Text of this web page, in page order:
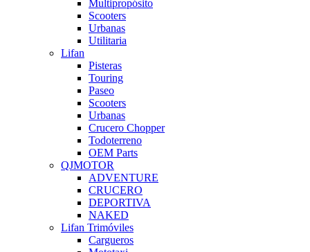
Multipropósito
Scooters
Urbanas
Utilitaria
Lifan
Pisteras
Touring
Paseo
Scooters
Urbanas
Crucero Chopper
Todoterreno
OEM Parts
QJMOTOR
ADVENTURE
CRUCERO
DEPORTIVA
NAKED
Lifan Trimóviles
Cargueros